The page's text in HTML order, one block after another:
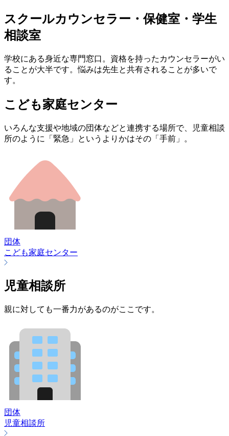
スクールカウンセラー・保健室・学生
相談室
学校にある身近な専門窓口。資格を持ったカウンセラーがい
ることが大半です。悩みは先生と共有されることが多いで
す。
こども家庭センター
いろんな支援や地域の団体などと連携する場所で、児童相談
所のように「緊急」というよりかはその「手前」。
団体
こども家庭センター
児童相談所
親に対しても一番力があるのがここです。
団体
児童相談所